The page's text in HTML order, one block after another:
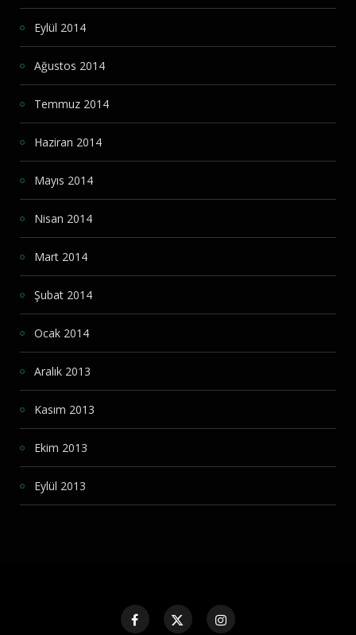
Eylül 2014
Ağustos 2014
Temmuz 2014
Haziran 2014
Mayıs 2014
Nisan 2014
Mart 2014
Şubat 2014
Ocak 2014
Aralık 2013
Kasım 2013
Ekim 2013
Eylül 2013